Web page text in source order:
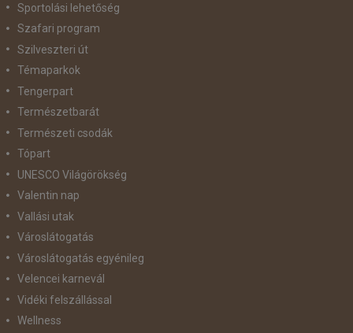
Sportolási lehetőség
Szafari program
Szilveszteri út
Témaparkok
Tengerpart
Természetbarát
Természeti csodák
Tópart
UNESCO Világörökség
Valentin nap
Vallási utak
Városlátogatás
Városlátogatás egyénileg
Velencei karnevál
Vidéki felszállással
Wellness